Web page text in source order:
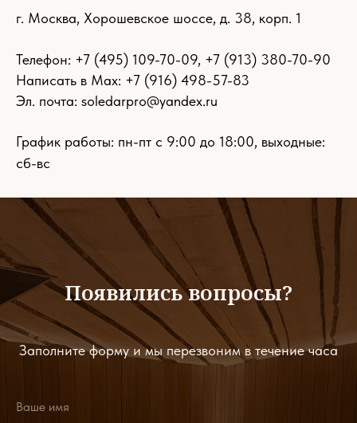
г. Москва, Хорошевское шоссе, д. 38, корп. 1
Телефон: +7 (495) 109-70-09, +7 (913) 380-70-90
Написать в Max: +7 (916) 498-57-83
Эл. почта: soledarpro@yandex.ru
График работы: пн-пт с 9:00 до 18:00, выходные:
сб-вс
Появились вопросы?
Заполните форму и мы перезвоним в течение часа
Ваше имя